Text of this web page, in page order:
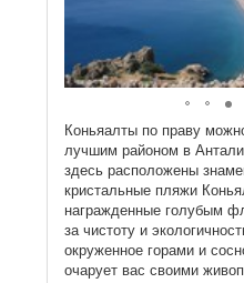
Коньяалты по праву
лучшим районом в
здесь расположены
кристальные пляжи
награжденные голубым
за чистоту и
окруженное горами и
очарует вас своими